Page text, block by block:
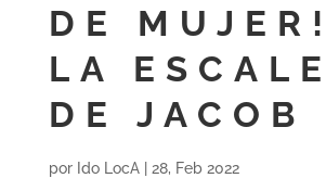
DE
LA
DE JACOB
por Ido LocA| 28, Feb 2022